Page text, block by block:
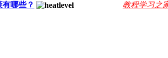
哪些？ 教程学习之